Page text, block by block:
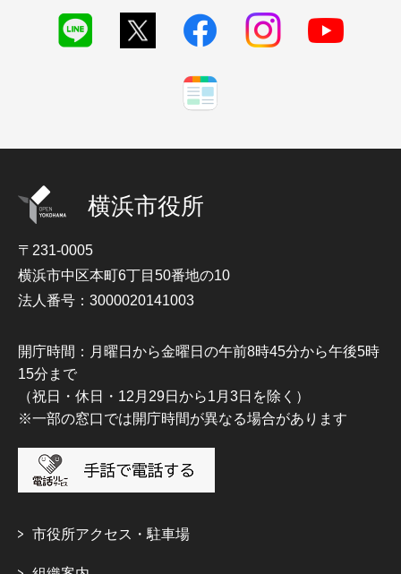
横浜市役所
〒231-0005
横浜市中区本町6丁目50番地の10
法人番号：3000020141003
開庁時間：月曜日から金曜日の午前8時45分から午後5時
15分まで
（祝日・休日・12月29日から1月3日を除く）
※一部の窓口では開庁時間が異なる場合があります
市役所アクセス・駐車場